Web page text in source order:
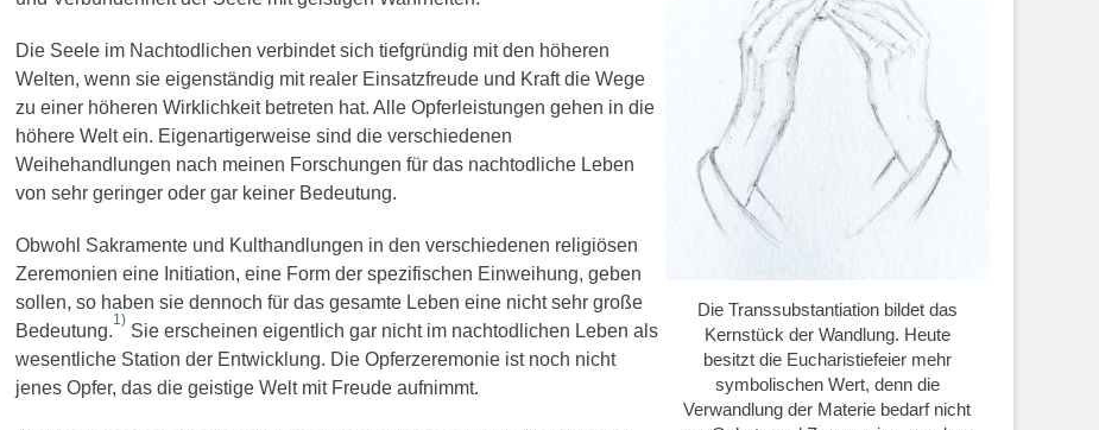
Die Seele im Nachtodlichen verbindet sich tiefgründig mit den höheren
Welten, wenn sie eigenständig mit realer Einsatzfreude und Kraft die Wege
zu einer höheren Wirklichkeit betreten hat. Alle Opferleistungen gehen in die
höhere Welt ein. Eigenartigerweise sind die verschiedenen
Weihehandlungen nach meinen Forschungen für das nachtodliche Leben
von sehr geringer oder gar keiner Bedeutung.
Obwohl Sakramente und Kulthandlungen in den verschiedenen religiösen
Zeremonien eine Initiation, eine Form der spezifischen Einweihung, geben
sollen, so haben sie dennoch für das gesamte Leben eine nicht sehr große
Bedeutung.
1)
Sie erscheinen eigentlich gar nicht im nachtodlichen Leben als
wesentliche Station der Entwicklung. Die Opferzeremonie ist noch nicht
jenes Opfer, das die geistige Welt mit Freude aufnimmt.
Die Transsubstantiation bildet das
Kernstück der Wandlung. Heute
besitzt die Eucharistiefeier mehr
symbolischen Wert, denn die
Verwandlung der Materie bedarf nicht